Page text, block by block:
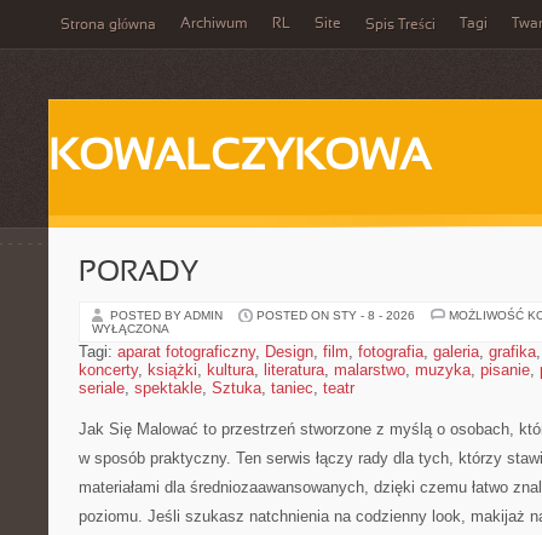
Strona główna Archiwum RL Site Spis Treści Tagi
KOWALCZYKOWA
PORADY
POSTED BY ADMIN POSTED ON STY - 8 - 2026
MOŻLIWOŚĆ
WYŁĄCZONA
Tagi: aparat fotograficzny, Design, film, fotografia, galeria, grafika
koncerty, książki, kultura, literatura, malarstwo, muzyka, pisanie,
seriale, spektakle, Sztuka, taniec, teatr
Jak Się Malować to przestrzeń stworzone z myślą o osobach,
w sposób praktyczny. Ten serwis łączy rady dla tych, którzy
materiałami dla średniozaawansowanych, dzięki czemu łatwo
poziomu. Jeśli szukasz natchnienia na codzienny look, makijaż